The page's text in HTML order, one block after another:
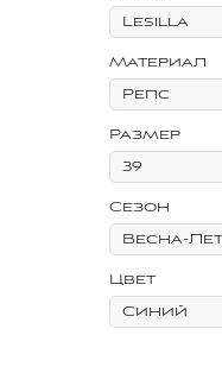
Материал
Размер
Сезон
Цвет